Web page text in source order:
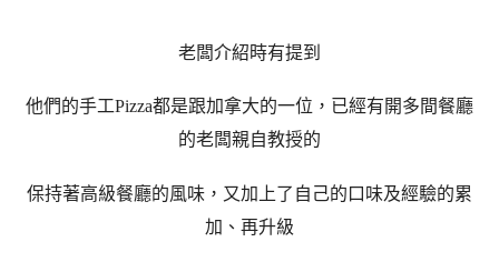
老闆介紹時有提到
他們的手工Pizza都是跟加拿大的一位，已經有開多間餐廳
的老闆親自教授的
保持著高級餐廳的風味，又加上了自己的口味及經驗的累
加、再升級